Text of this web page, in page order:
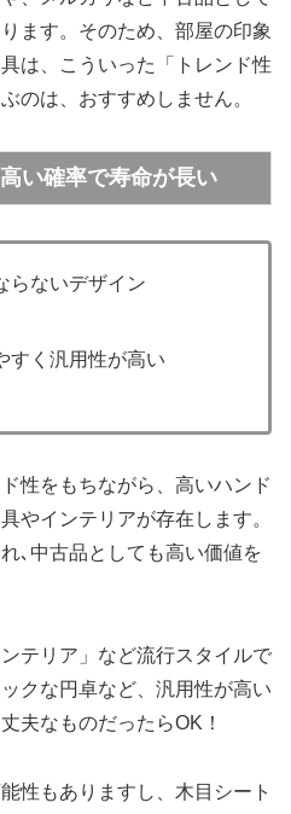
ます。そのため、部屋の印象
は、こういった「トレンド性
のは、おすすめしません。
い確率で寿命が長い
らないデザイン
すく汎用性が高い
性をもちながら、高いハンド
やインテリアが存在します。
､中古品としても高い価値を
テリア」など流行スタイルで
クな円卓など、汎用性が高い
夫なものだったらOK！
性もありますし、木目シート